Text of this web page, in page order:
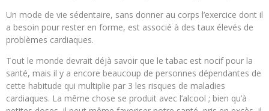
Un mode de vie sédentaire, sans donner au corps l’exercice dont il
a besoin pour rester en forme, est associé à des taux élevés de
problèmes cardiaques.
Tout le monde devrait déjà savoir que le tabac est nocif pour la
santé, mais il y a encore beaucoup de personnes dépendantes de
cette habitude qui multiplie par 3 les risques de maladies
cardiaques. La même chose se produit avec l’alcool ; bien qu’à